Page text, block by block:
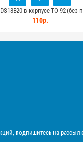
корпусе TO-92 (без
подпишитесь на